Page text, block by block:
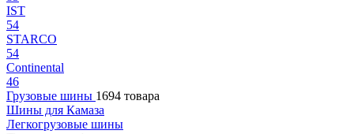
IST
54
STARCO
54
Continental
46
Грузовые шины 1694 товара
Шины для Камаза
Легкогрузовые шины